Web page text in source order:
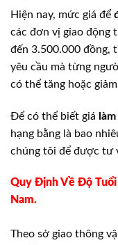
Hiện nay, mức giá để
các đơn vị giao động
đến 3.500.000 đồng,
yêu cầu mà từng
có thể tăng hoặc
Để có thể biết giá
hạng bằng là bao
chúng tôi để được tư
Quy Định Về Độ Tuổi
Nam.
Theo sở giao thông